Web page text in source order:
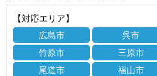
【対応エリア】
広島市
呉市
竹原市
三原市
尾道市
福山市